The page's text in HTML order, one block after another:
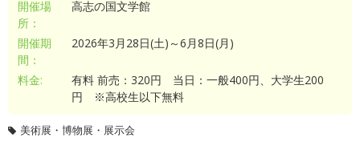
開催場
所：
高志の国文学館
開催期
間：
2026年3月28日(土)～6月8日(月)
料金:
有料 前売：320円 当日：一般400円、大学生200
円 ※高校生以下無料
美術展・博物展・展示会